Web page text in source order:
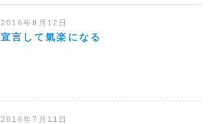
2016年8月12日
宣言して氣楽になる
2016年7月11日